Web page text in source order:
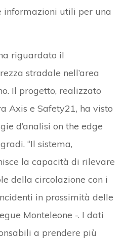
utili per una
riguardato il
stradale nell’area
Il progetto, realizzato
Axis e Safety21, ha visto
d’analisi on the edge
“Il sistema,
la capacità di rilevare
della circolazione con i
in prossimità delle
Monteleone -. I dati
a prendere più